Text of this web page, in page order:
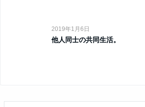
2019年1月6日
他人同士の共同生活。